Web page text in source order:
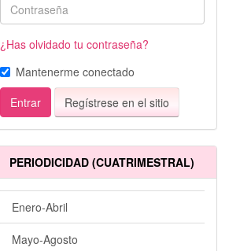
¿Has olvidado tu contraseña?
Mantenerme conectado
Entrar
Regístrese en el sitio
PERIODICIDAD (CUATRIMESTRAL)
Enero-Abril
Mayo-Agosto